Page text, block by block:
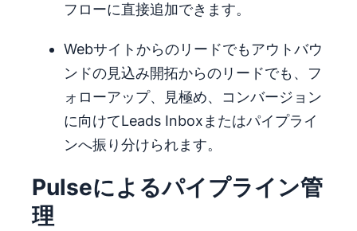
フローに直接追加できます。
Webサイトからのリードでもアウトバウ
ンドの見込み開拓からのリードでも、フ
ォローアップ、見極め、コンバージョン
に向けてLeads Inboxまたはパイプライ
ンへ振り分けられます。
Pulseによるパイプライン管
理